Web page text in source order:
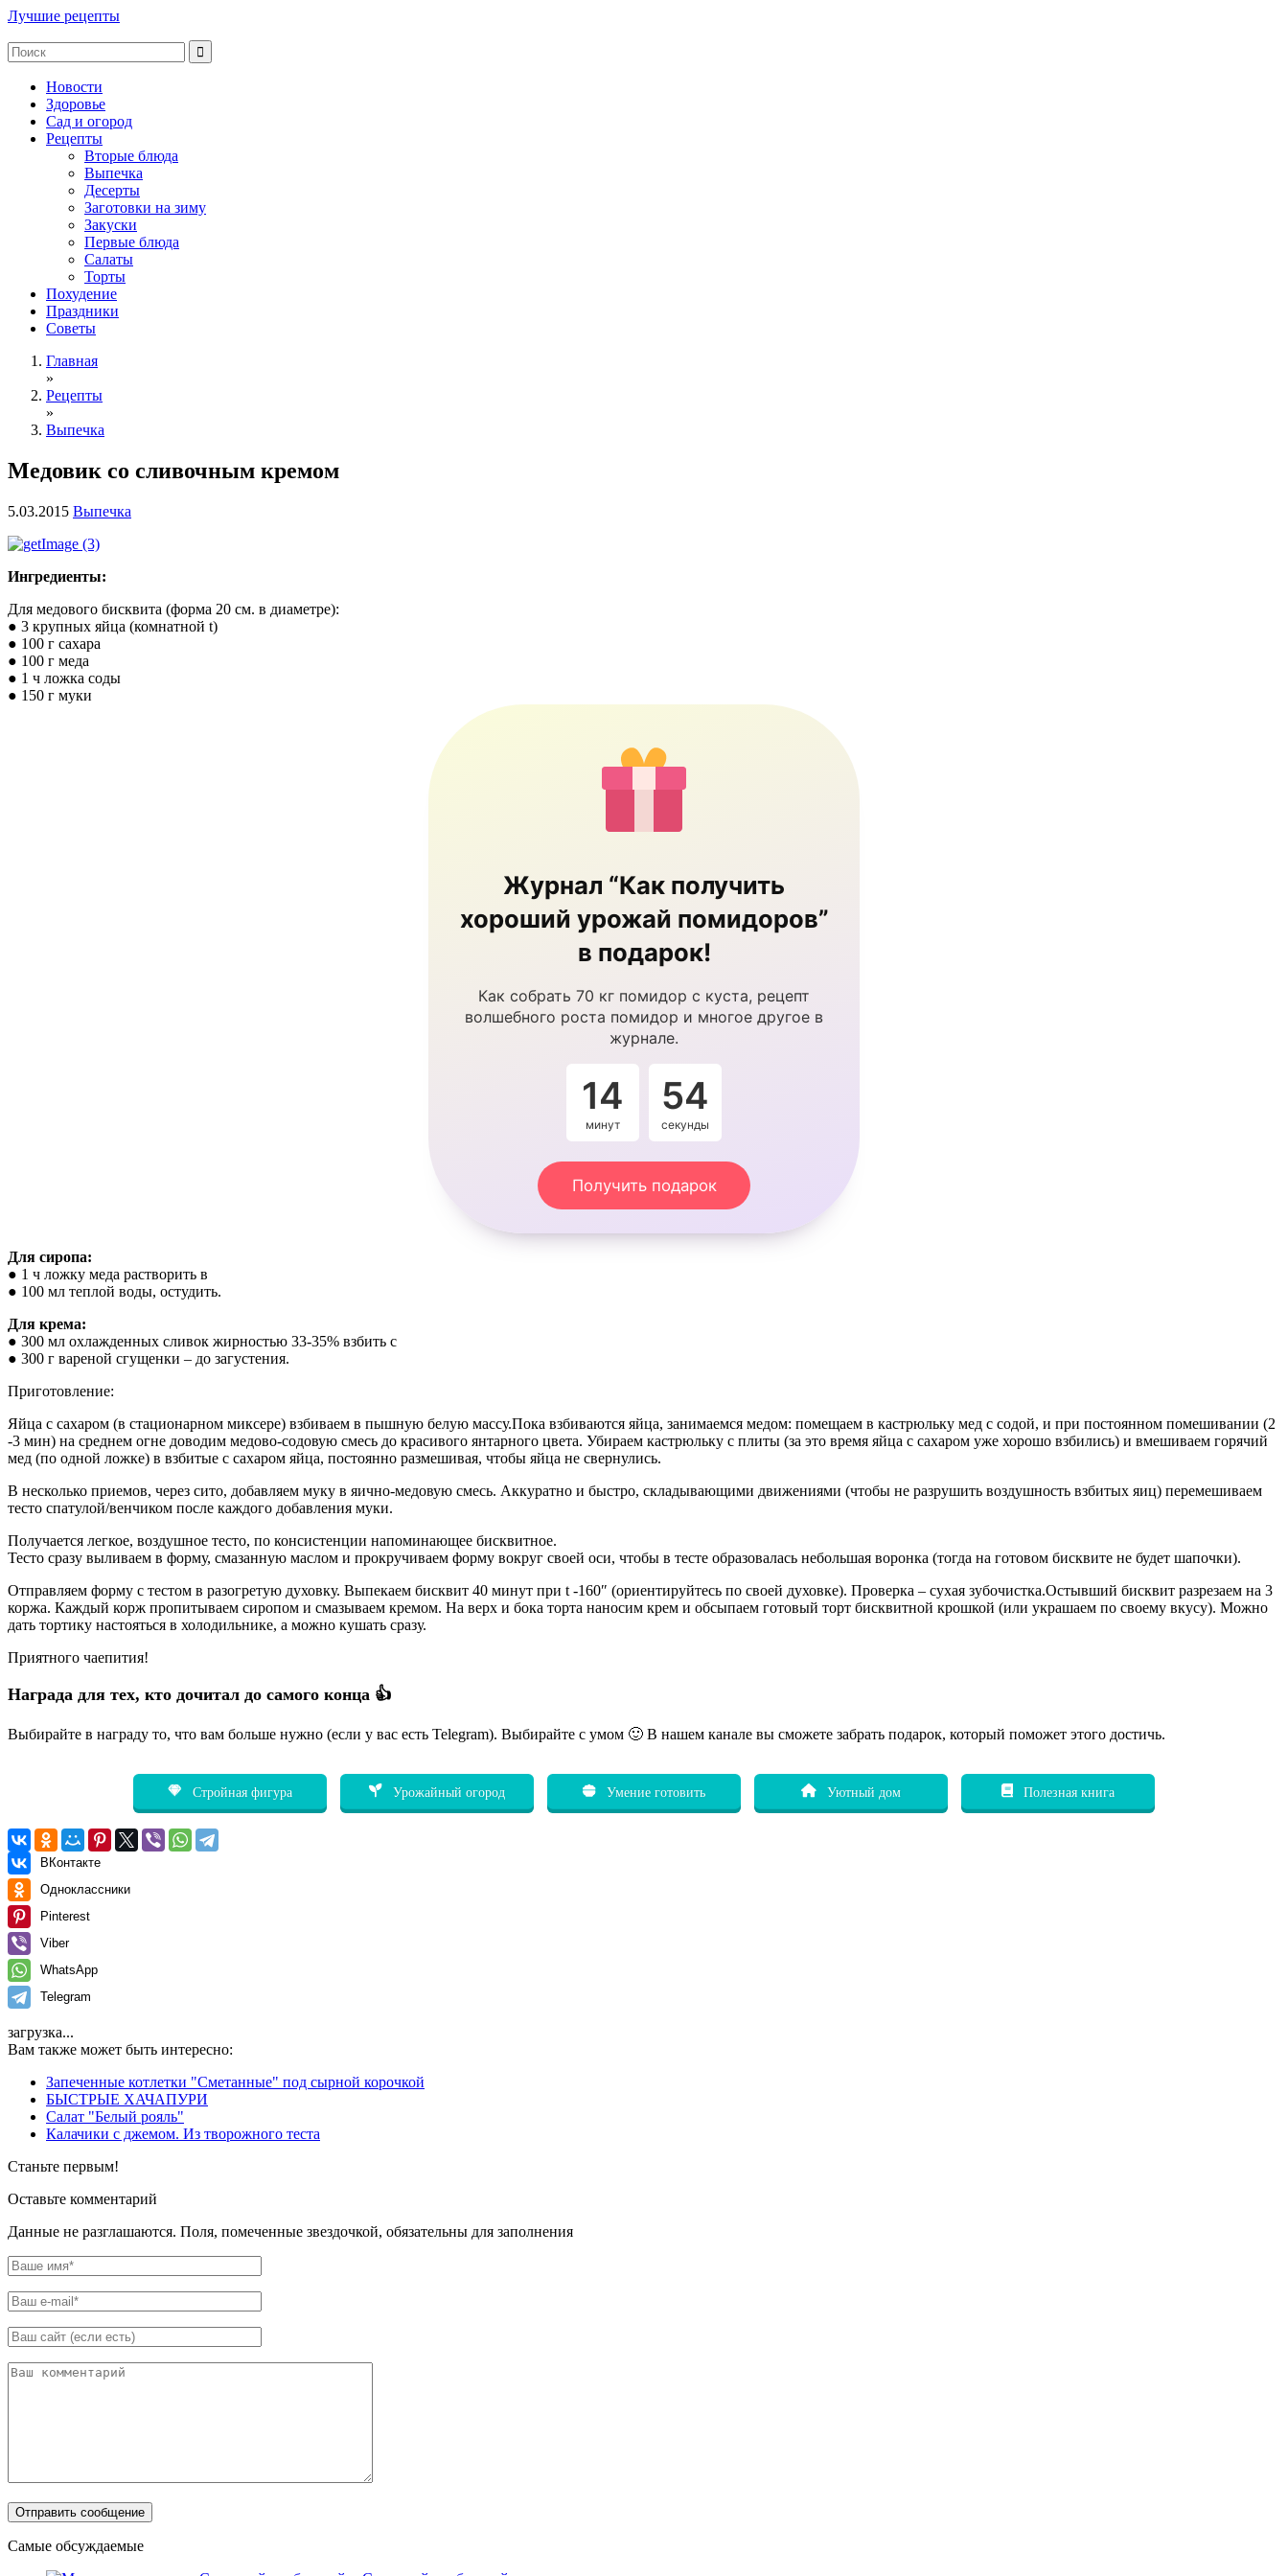
Лучшие рецепты
Новости
Здоровье
Сад и огород
Рецепты
Вторые блюда
Выпечка
Десерты
Заготовки на зиму
Закуски
Первые блюда
Салаты
Торты
Похудение
Праздники
Советы
Главная
»
Рецепты
»
Выпечка
Медовик со сливочным кремом
5.03.2015 Выпечка
Ингредиенты:
Для медового бисквита (форма 20 см. в диаметре):
● 3 крупных яйца (комнатной t)
● 100 г сахара
● 100 г меда
● 1 ч ложка соды
● 150 г муки
Журнал “Как получить
хороший урожай помидоров”
в подарок!
Как собрать 70 кг помидор с куста, рецепт
волшебного роста помидор и многое другое в
журнале.
14
минут
53
секунды
Получить подарок
Для сиропа:
● 1 ч ложку меда растворить в
● 100 мл теплой воды, остудить.
Для крема:
● 300 мл охлажденных сливок жирностью 33-35% взбить с
● 300 г вареной сгущенки – до загустения.
Приготовление:
Яйца с сахаром (в стационарном миксере) взбиваем в пышную белую массу.Пока взбиваются яйца, занимаемся медом: помещаем в кастрюльку мед с содой, и при постоянном помешивании (2
-3 мин) на среднем огне доводим медово-содовую смесь до красивого янтарного цвета. Убираем кастрюльку с плиты (за это время яйца с сахаром уже хорошо взбились) и вмешиваем горячий
мед (по одной ложке) в взбитые с сахаром яйца, постоянно размешивая, чтобы яйца не свернулись.
В несколько приемов, через сито, добавляем муку в яично-медовую смесь. Аккуратно и быстро, складывающими движениями (чтобы не разрушить воздушность взбитых яиц) перемешиваем
тесто спатулой/венчиком после каждого добавления муки.
Получается легкое, воздушное тесто, по консистенции напоминающее бисквитное.
Тесто сразу выливаем в форму, смазанную маслом и прокручиваем форму вокруг своей оси, чтобы в тесте образовалась небольшая воронка (тогда на готовом бисквите не будет шапочки).
Отправляем форму с тестом в разогретую духовку. Выпекаем бисквит 40 минут при t -160″ (ориентируйтесь по своей духовке). Проверка – сухая зубочистка.Остывший бисквит разрезаем на 3
коржа. Каждый корж пропитываем сиропом и смазываем кремом. На верх и бока торта наносим крем и обсыпаем готовый торт бисквитной крошкой (или украшаем по своему вкусу). Можно
дать тортику настояться в холодильнике, а можно кушать сразу.
Приятного чаепития!
Награда для тех, кто дочитал до самого конца 👍
Выбирайте в награду то, что вам больше нужно (если у вас есть Telegram). Выбирайте с умом 🙂 В нашем канале вы сможете забрать подарок, который поможет этого достичь.
Стройная фигура Урожайный огород Умение готовить Уютный дом Полезная книга
ВКонтакте
Одноклассники
Pinterest
Viber
WhatsApp
Telegram
загрузка...
Вам также может быть интересно:
Запеченные котлетки "Сметанные" под сырной корочкой
БЫСТРЫЕ ХАЧАПУРИ
Салат "Белый рояль"
Калачики с джемом. Из творожного теста
Станьте первым!
Оставьте комментарий
Данные не разглашаются. Поля, помеченные звездочкой, обязательны для заполнения
Самые обсуждаемые